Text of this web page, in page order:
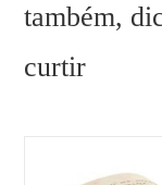
também,
curtir